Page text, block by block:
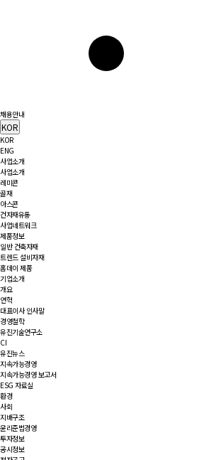
채용안내
KOR
KOR
ENG
사업소개
사업소개
레미콘
골재
아스콘
건자재유통
사업네트워크
제품정보
일반 건축자재
트렌드 설비자재
홈데이 제품
기업소개
개요
연혁
대표이사 인사말
경영철학
유진기술연구소
CI
유진뉴스
지속가능경영
지속가능경영 보고서
ESG 자료실
환경
사회
지배구조
윤리준법경영
투자정보
공시정보